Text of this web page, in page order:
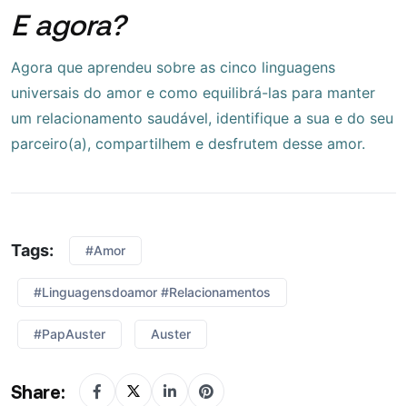
E agora?
Agora que aprendeu sobre as cinco linguagens
universais do amor e como equilibrá-las para manter
um relacionamento saudável, identifique a sua e do seu
parceiro(a), compartilhem e desfrutem desse amor.
Tags: #Amor
#Linguagensdoamor #Relacionamentos
#PapAuster Auster
Share: